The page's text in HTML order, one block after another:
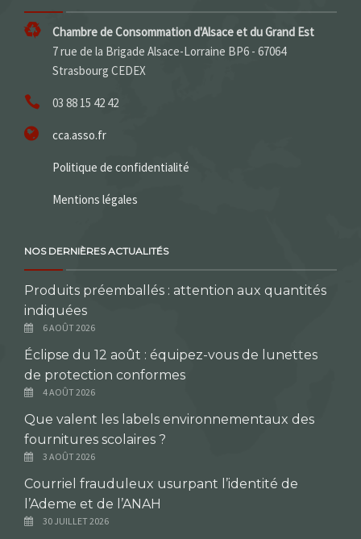
Chambre de Consommation d'Alsace et du Grand Est
7 rue de la Brigade Alsace-Lorraine BP6 - 67064
Strasbourg CEDEX
03 88 15 42 42
cca.asso.fr
Politique de confidentialité
Mentions légales
NOS DERNIÈRES ACTUALITÉS
Produits préemballés : attention aux quantités
indiquées
6 AOÛT 2026
Éclipse du 12 août : équipez-vous de lunettes
de protection conformes
4 AOÛT 2026
Que valent les labels environnementaux des
fournitures scolaires ?
3 AOÛT 2026
Courriel frauduleux usurpant l’identité de
l’Ademe et de l’ANAH
30 JUILLET 2026